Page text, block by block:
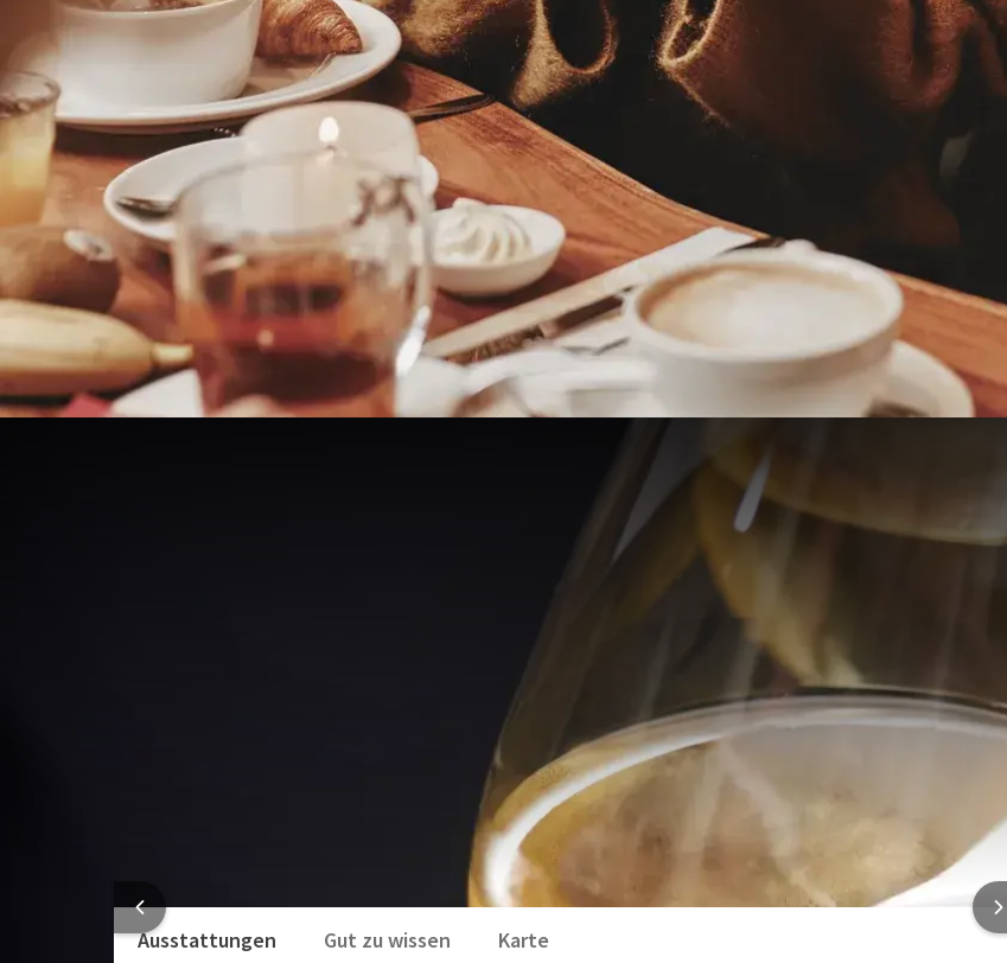
Verbringen Sie mit Ihrer Familie oder Ihren Freunden einen unvergesslichen Aufenthalt im Hotel De Molenhoek-
Nijmegen. Umgeben von Natur und dennoch stadtnah gelegen, bietet es die perfekte Kombination für ein
gemütliches Wochenende. Abends können Sie in unserem Restaurant ein köstliches Drei-Gänge-Menü genießen
und am nächsten Morgen unser reichhaltiges und leckeres Frühstücksbuffet bedienen.
HOTELINFORMATIONEN
Ausstattungen
Gut zu wissen Karte